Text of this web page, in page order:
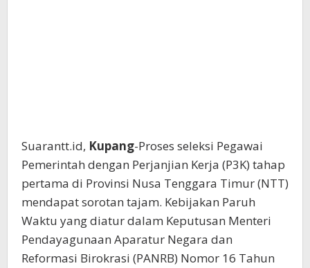
Suarantt.id, Kupang-Proses seleksi Pegawai
Pemerintah dengan Perjanjian Kerja (P3K) tahap
pertama di Provinsi Nusa Tenggara Timur (NTT)
mendapat sorotan tajam. Kebijakan Paruh
Waktu yang diatur dalam Keputusan Menteri
Pendayagunaan Aparatur Negara dan
Reformasi Birokrasi (PANRB) Nomor 16 Tahun